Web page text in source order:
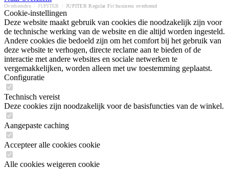
Overhemden JUPITER JUPITER Regular Fit business overhemd
Cookie-instellingen
Deze website maakt gebruik van cookies die noodzakelijk zijn voor
de technische werking van de website en die altijd worden ingesteld.
Andere cookies die bedoeld zijn om het comfort bij het gebruik van
deze website te verhogen, directe reclame aan te bieden of de
interactie met andere websites en sociale netwerken te
vergemakkelijken, worden alleen met uw toestemming geplaatst.
Configuratie
Technisch vereist
Deze cookies zijn noodzakelijk voor de basisfuncties van de winkel.
Aangepaste caching
Accepteer alle cookies cookie
Alle cookies weigeren cookie